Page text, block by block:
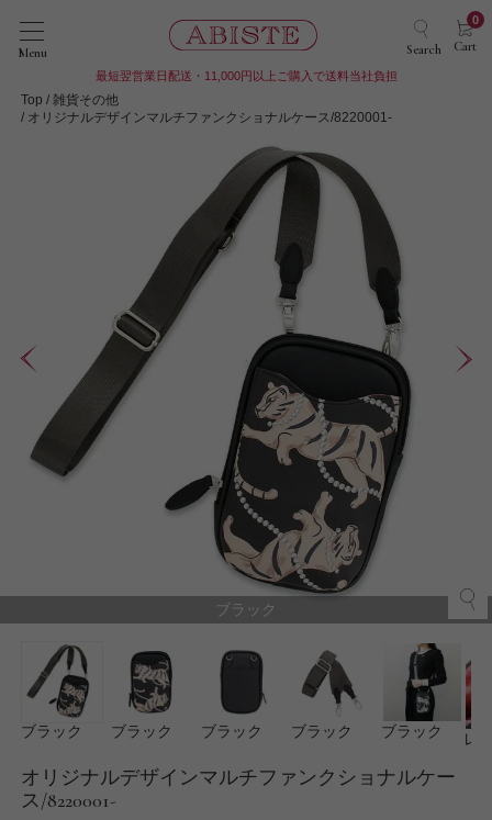
Menu Search Cart
0
最短翌営業日配送・11,000円以上ご購入で送料当社負担
Top
雑貨その他
オリジナルデザインマルチファンクショナルケース/8220001-
ブラック
ブラック ブラック ブラック ブラック ブラック レ
オリジナルデザインマルチファンクショナルケー
ス/8220001-